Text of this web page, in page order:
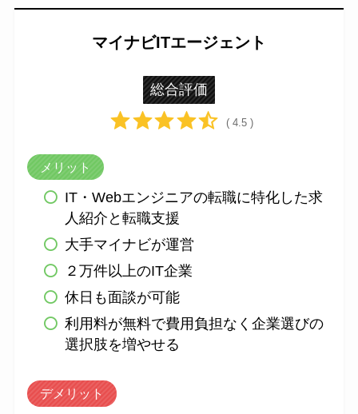
マイナビITエージェント
総合評価
( 4.5 )
メリット
IT・Webエンジニアの転職に特化した求
人紹介と転職支援
大手マイナビが運営
２万件以上のIT企業
休日も面談が可能
利用料が無料で費用負担なく企業選びの
選択肢を増やせる
デメリット